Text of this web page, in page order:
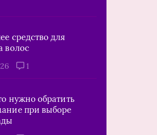
средство для
волос
1
нужно обратить
при выборе